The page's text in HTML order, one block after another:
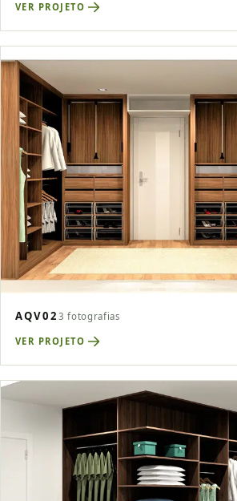
VER PROJETO
AQV02 3 fotografias
VER PROJETO